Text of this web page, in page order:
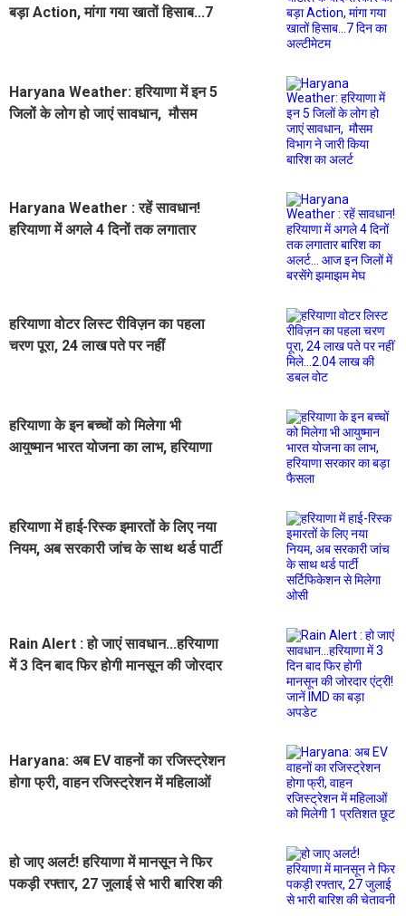
बड़ा Action, मांगा गया खातों हिसाब...7
Haryana Weather: हरियाणा में इन 5
जिलों के लोग हो जाएं सावधान, मौसम
Haryana Weather : रहें सावधान!
हरियाणा में अगले 4 दिनों तक लगातार
हरियाणा वोटर लिस्ट रीविज़न का पहला
चरण पूरा, 24 लाख पते पर नहीं
हरियाणा के इन बच्चों को मिलेगा भी
आयुष्मान भारत योजना का लाभ, हरियाणा
हरियाणा में हाई-रिस्क इमारतों के लिए नया
नियम, अब सरकारी जांच के साथ थर्ड पार्टी
Rain Alert : हो जाएं सावधान...हरियाणा
में 3 दिन बाद फिर होगी मानसून की जोरदार
Haryana: अब EV वाहनों का रजिस्ट्रेशन
होगा फ्री, वाहन रजिस्ट्रेशन में महिलाओं
हो जाए अलर्ट! हरियाणा में मानसून ने फिर
पकड़ी रफ्तार, 27 जुलाई से भारी बारिश की